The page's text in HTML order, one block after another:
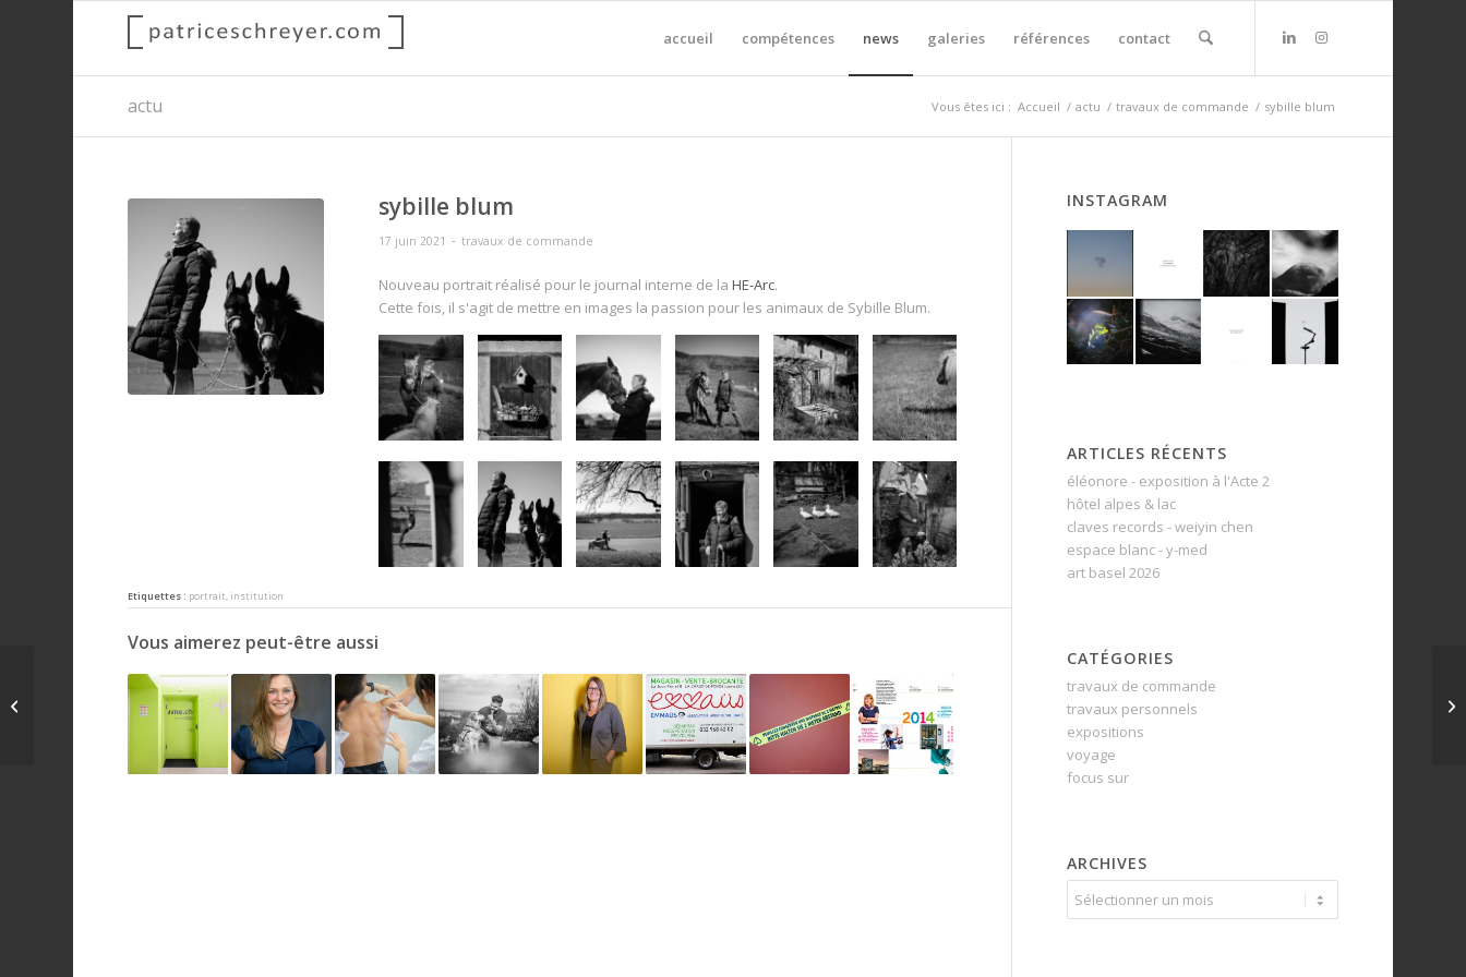
accueil compétences news galeries références contact
actu Vous êtes ici : Accueil / actu / travaux de commande / sybille blum
sybille blum
17 juin 2021 - travaux de commande
Nouveau portrait réalisé pour le journal interne de laHE-Arc.
Cette fois, il s'agit de mettre en images la passion pour les animaux de Sybille Blum.
Etiquettes : portrait, institution
Vous aimerez peut-être aussi
INSTAGRAM
ARTICLES RÉCENTS
éléonore - exposition à l'Acte 2
hôtel alpes & lac
claves records - weiyin chen
espace blanc - y-med
art basel 2026
CATÉGORIES
travaux de commande
travaux personnels
expositions
voyage
focus sur
ARCHIVES
manufacture la joux-